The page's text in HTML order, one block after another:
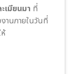
เมียนมา ที่
านภายในวันที่